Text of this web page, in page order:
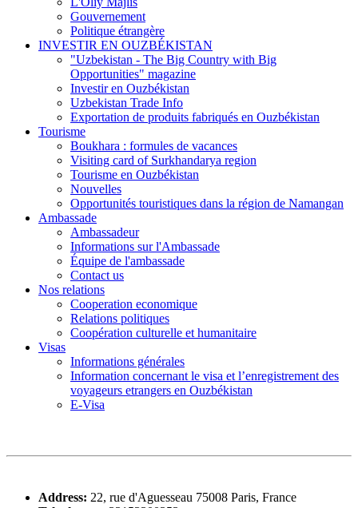
Gouvernement
Politique étrangère
INVESTIR EN OUZBÉKISTAN
"Uzbekistan - The Big Country with Big
Opportunities" magazine
Investir en Ouzbékistan
Uzbekistan Trade Info
Exportation de produits fabriqués en Ouzbékistan
Tourisme
Boukhara : formules de vacances
Visiting card of Surkhandarya region
Tourisme en Ouzbékistan
Nouvelles
Opportunités touristiques dans la région de Namangan
Ambassade
Ambassadeur
Informations sur l'Ambassade
Équipe de l'ambassade
Contact us
Nos relations
Cooperation economique
Relations politiques
Coopération culturelle et humanitaire
Visas
Informations générales
Information concernant le visa et l’enregistrement des
voyageurs etrangers en Ouzbékistan
E-Visa
Address: 22, rue d'Aguesseau 75008 Paris, France